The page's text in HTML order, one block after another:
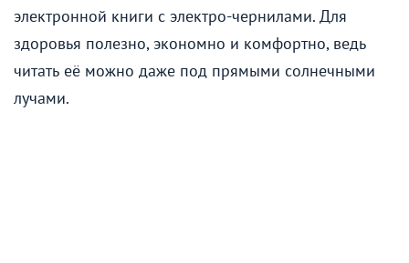
электронной книги с электро-чернилами. Для
здоровья полезно, экономно и комфортно, ведь
читать её можно даже под прямыми солнечными
лучами.